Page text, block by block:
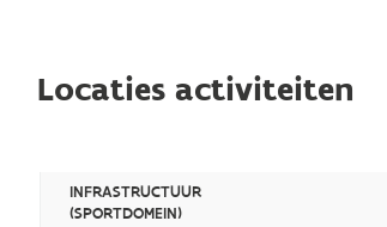
Locaties activiteiten
INFRASTRUCTUUR
(SPORTDOMEIN)